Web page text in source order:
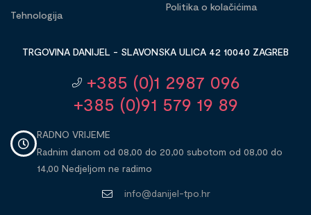
Tehnologija
Politika o kolačićima
TRGOVINA DANIJEL - SLAVONSKA ULICA 42 10040 ZAGREB
+385 (0)1 2987 096
+385 (0)91 579 19 89
RADNO VRIJEME
Radnim danom od 08,00 do 20,00 subotom od 08,00 do
14,00 Nedjeljom ne radimo
info@danijel-tpo.hr